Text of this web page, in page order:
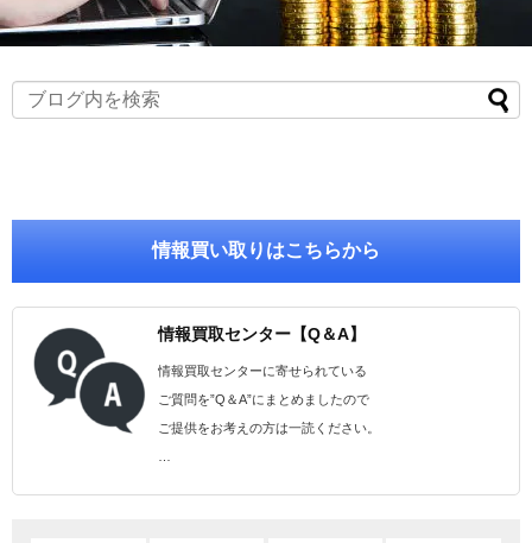
情報買い取りはこちらから
情報買取センター【Q＆A】
情報買取センターに寄せられている
ご質問を”Q＆A”にまとめましたので
ご提供をお考えの方は一読ください。